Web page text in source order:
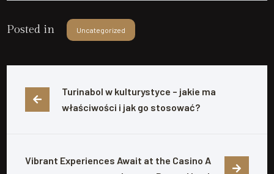
Posted in Uncategorized
Turinabol w kulturystyce – jakie ma
właściwości i jak go stosować?
Vibrant Experiences Await at the Casino A